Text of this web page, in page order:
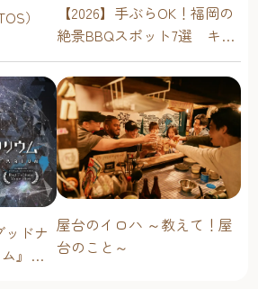
）
【2026】手ぶらOK！福岡の
絶景BBQスポット7選 キャ
ンプ場・海辺・公園で手軽
に楽しむ
ッドナ
』が
屋台のイロハ ～教えて！屋
台のこと～